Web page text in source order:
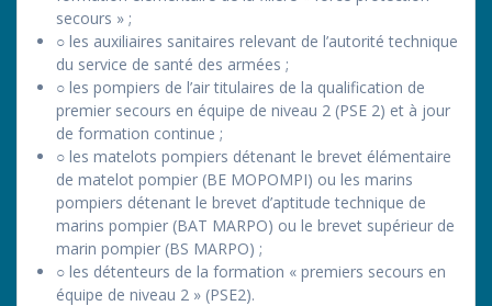
secours » ;
○ les auxiliaires sanitaires relevant de l’autorité technique
du service de santé des armées ;
○ les pompiers de l’air titulaires de la qualification de
premier secours en équipe de niveau 2 (PSE 2) et à jour
de formation continue ;
○ les matelots pompiers détenant le brevet élémentaire
de matelot pompier (BE MOPOMPI) ou les marins
pompiers détenant le brevet d’aptitude technique de
marins pompier (BAT MARPO) ou le brevet supérieur de
marin pompier (BS MARPO) ;
○ les détenteurs de la formation « premiers secours en
équipe de niveau 2 » (PSE2).